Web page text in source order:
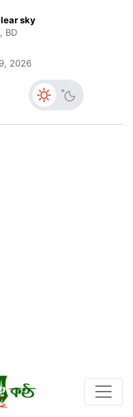
sky
BD
2026